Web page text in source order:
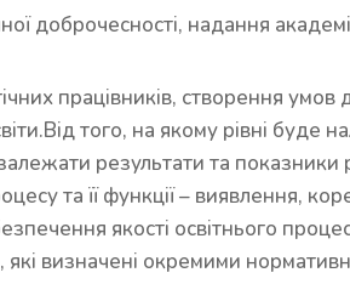
доброчесності, надання
працівників, створення
того, на якому рівні буде
результати та показники
та її функції – виявлення,
якості освітнього
визначені окремими